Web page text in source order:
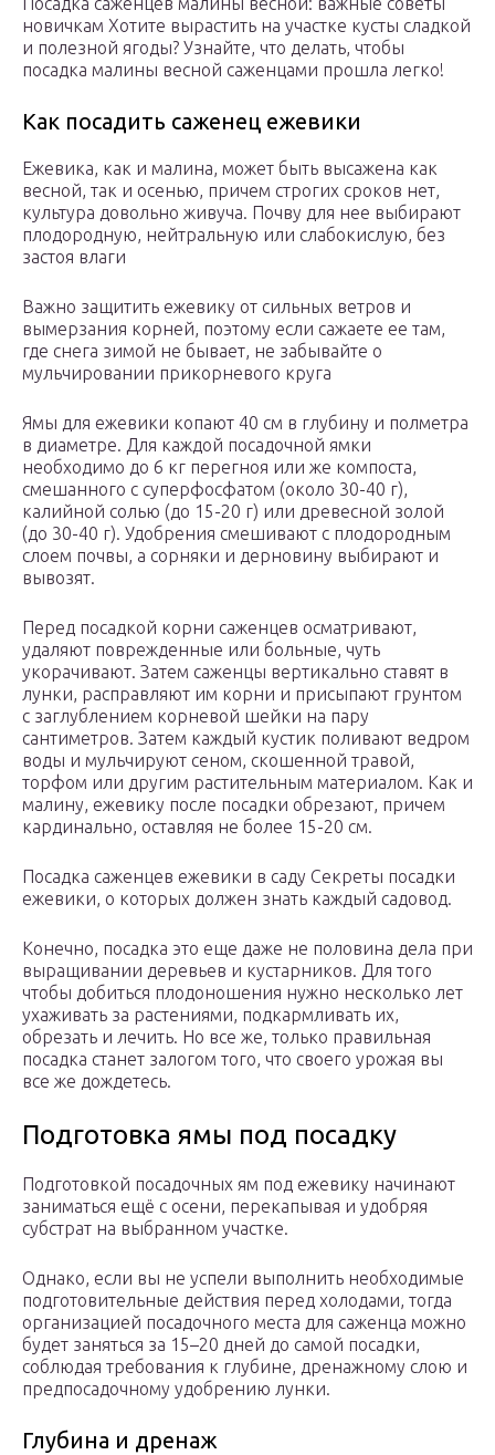
новичкам Хотите вырастить на участке кусты сладкой
и полезной ягоды? Узнайте, что делать, чтобы
посадка малины весной саженцами прошла легко!
Как посадить саженец ежевики
Ежевика, как и малина, может быть высажена как
весной, так и осенью, причем строгих сроков нет,
культура довольно живуча. Почву для нее выбирают
плодородную, нейтральную или слабокислую, без
застоя влаги
Важно защитить ежевику от сильных ветров и
вымерзания корней, поэтому если сажаете ее там,
где снега зимой не бывает, не забывайте о
мульчировании прикорневого круга
Ямы для ежевики копают 40 см в глубину и полметра
в диаметре. Для каждой посадочной ямки
необходимо до 6 кг перегноя или же компоста,
смешанного с суперфосфатом (около 30-40 г),
калийной солью (до 15-20 г) или древесной золой
(до 30-40 г). Удобрения смешивают с плодородным
слоем почвы, а сорняки и дерновину выбирают и
вывозят.
Перед посадкой корни саженцев осматривают,
удаляют поврежденные или больные, чуть
укорачивают. Затем саженцы вертикально ставят в
лунки, расправляют им корни и присыпают грунтом
с заглублением корневой шейки на пару
сантиметров. Затем каждый кустик поливают ведром
воды и мульчируют сеном, скошенной травой,
торфом или другим растительным материалом. Как и
малину, ежевику после посадки обрезают, причем
кардинально, оставляя не более 15-20 см.
Посадка саженцев ежевики в саду Секреты посадки
ежевики, о которых должен знать каждый садовод.
Конечно, посадка это еще даже не половина дела при
выращивании деревьев и кустарников. Для того
чтобы добиться плодоношения нужно несколько лет
ухаживать за растениями, подкармливать их,
обрезать и лечить. Но все же, только правильная
посадка станет залогом того, что своего урожая вы
все же дождетесь.
Подготовка ямы под посадку
Подготовкой посадочных ям под ежевику начинают
заниматься ещё с осени, перекапывая и удобряя
субстрат на выбранном участке.
Однако, если вы не успели выполнить необходимые
подготовительные действия перед холодами, тогда
организацией посадочного места для саженца можно
будет заняться за 15–20 дней до самой посадки,
соблюдая требования к глубине, дренажному слою и
предпосадочному удобрению лунки.
Глубина и дренаж